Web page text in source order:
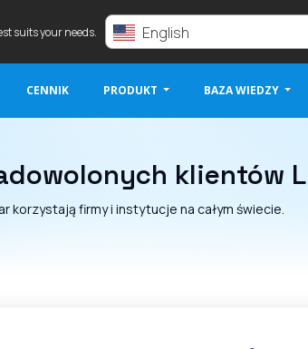
suits your needs. English
CENNIK PRODUKT BAZA WIEDZY
klientów
korzystają firmy i instytucje na całym świecie.